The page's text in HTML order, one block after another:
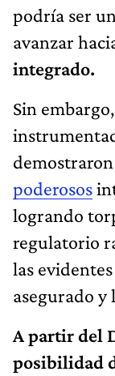
podría ser
avanzar
integrado.
Sin
poderosos
logrando
regulatorio
las
asegurado y
A partir del
posibilidad